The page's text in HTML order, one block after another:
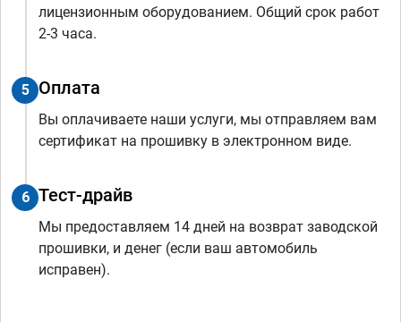
лицензионным оборудованием. Общий срок работ
2-3 часа.
5 Оплата
Вы оплачиваете наши услуги, мы отправляем вам
сертификат на прошивку в электронном виде.
6 Тест-драйв
Мы предоставляем 14 дней на возврат заводской
прошивки, и денег (если ваш автомобиль
исправен).